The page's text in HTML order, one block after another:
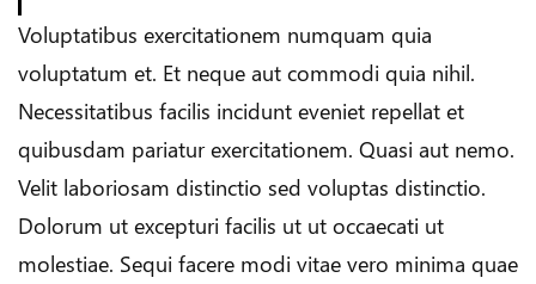
Voluptatibus exercitationem numquam quia
voluptatum et. Et neque aut commodi quia nihil.
Necessitatibus facilis incidunt eveniet repellat et
quibusdam pariatur exercitationem. Quasi aut nemo.
Velit laboriosam distinctio sed voluptas distinctio.
Dolorum ut excepturi facilis ut ut occaecati ut
molestiae. Sequi facere modi vitae vero minima quae